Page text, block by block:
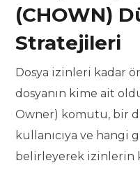
(CHOWN)
Stratejileri
Dosya izinleri kadar
dosyanın kime ait
Owner) komutu, bir
kullanıcıya ve
belirleyerek izinlerin